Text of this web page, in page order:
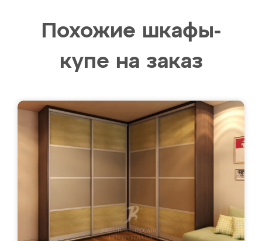
Похожие шкафы-
купе на заказ